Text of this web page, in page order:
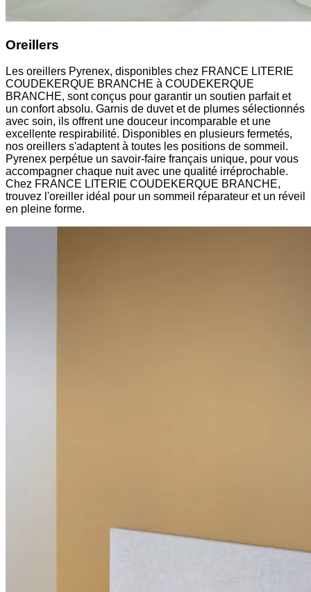
Oreillers
Les oreillers Pyrenex, disponibles chez FRANCE LITERIE
COUDEKERQUE BRANCHE à COUDEKERQUE
BRANCHE, sont conçus pour garantir un soutien parfait et
un confort absolu. Garnis de duvet et de plumes sélectionnés
avec soin, ils offrent une douceur incomparable et une
excellente respirabilité. Disponibles en plusieurs fermetés,
nos oreillers s'adaptent à toutes les positions de sommeil.
Pyrenex perpétue un savoir-faire français unique, pour vous
accompagner chaque nuit avec une qualité irréprochable.
Chez FRANCE LITERIE COUDEKERQUE BRANCHE,
trouvez l'oreiller idéal pour un sommeil réparateur et un réveil
en pleine forme.